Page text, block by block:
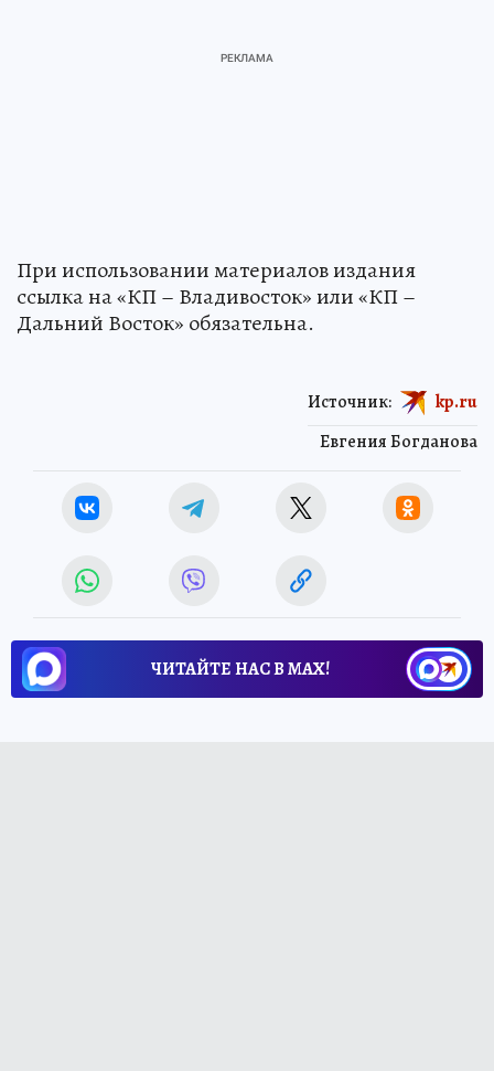
При использовании материалов издания
ссылка на «КП – Владивосток» или «КП –
Дальний Восток» обязательна.
Евгения Богданова
Источник: kp.ru
ЧИТАЙТЕ НАС В МАХ!